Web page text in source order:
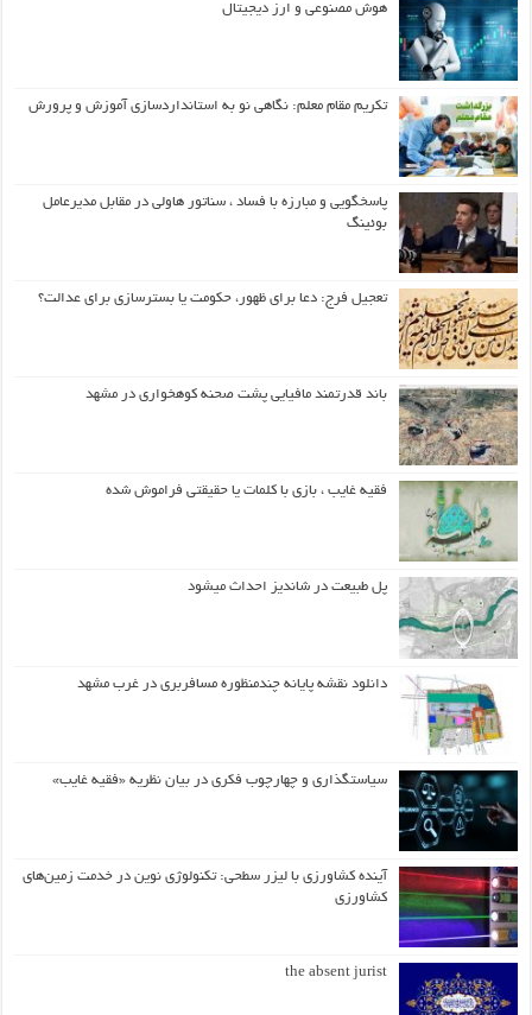
هوش مصنوعی و ارز دیجیتال
تکریم مقام معلم: نگاهی نو به استانداردسازی آموزش و پرورش
پاسخگویی و مبارزه با فساد ، سناتور هاولی در مقابل مدیرعامل
بوئینگ
تعجیل فرج: دعا برای ظهور، حکومت یا بسترسازی برای عدالت؟
باند قدرتمند مافیایی پشت صحنه کوهخواری در مشهد
فقیه غایب ، بازی با کلمات یا حقیقتی فراموش شده
پل طبیعت در شاندیز احداث میشود
دانلود نقشه پایانه چندمنظوره مسافربری در غرب مشهد
سیاستگذاری و چهارچوب فکری در بیان نظریه «فقیه غایب»
آینده کشاورزی با لیزر سطحی: تکنولوژی نوین در خدمت زمین‌های
کشاورزی
the absent jurist